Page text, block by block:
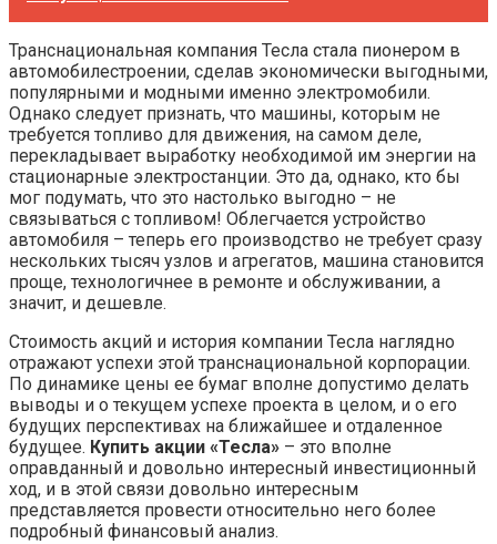
Транснациональная компания Тесла стала пионером в
автомобилестроении, сделав экономически выгодными,
популярными и модными именно электромобили.
Однако следует признать, что машины, которым не
требуется топливо для движения, на самом деле,
перекладывает выработку необходимой им энергии на
стационарные электростанции. Это да, однако, кто бы
мог подумать, что это настолько выгодно – не
связываться с топливом! Облегчается устройство
автомобиля – теперь его производство не требует сразу
нескольких тысяч узлов и агрегатов, машина становится
проще, технологичнее в ремонте и обслуживании, а
значит, и дешевле.
Стоимость акций и история компании Тесла наглядно
отражают успехи этой транснациональной корпорации.
По динамике цены ее бумаг вполне допустимо делать
выводы и о текущем успехе проекта в целом, и о его
будущих перспективах на ближайшее и отдаленное
будущее. Купить акции «Тесла» – это вполне
оправданный и довольно интересный инвестиционный
ход, и в этой связи довольно интересным
представляется провести относительно него более
подробный финансовый анализ.